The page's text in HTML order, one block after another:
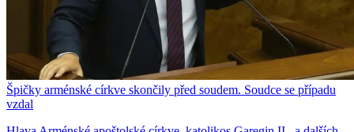
Špičky arménské církve skončily před soudem. Soudce se případu
vzdal